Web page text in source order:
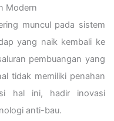
Modern
muncul pada sistem
yang naik kembali ke
pembuangan yang
tidak memiliki penahan
hal ini, hadir inovasi
anti-bau.